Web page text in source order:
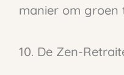
manier om groen
10. De Zen-